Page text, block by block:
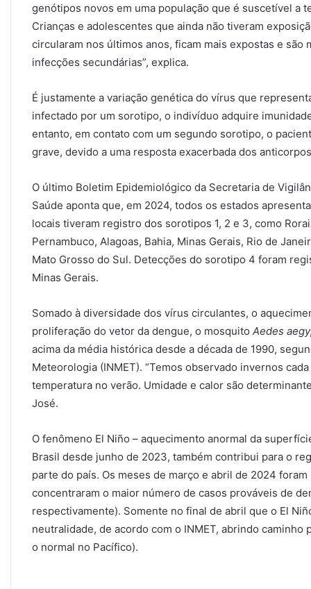
genótipos novos em uma população que é suscetível a
Crianças e adolescentes que ainda não tiveram
circularam nos últimos anos, ficam mais expostas e são
infecções secundárias”, explica.
É justamente a variação genética do vírus que
infectado por um sorotipo, o indivíduo adquire
entanto, em contato com um segundo sorotipo, o
grave, devido a uma resposta exacerbada dos
O último Boletim Epidemiológico da Secretaria de
Saúde aponta que, em 2024, todos os estados
locais tiveram registro dos sorotipos 1, 2 e 3, como
Pernambuco, Alagoas, Bahia, Minas Gerais, Rio de
Mato Grosso do Sul. Detecções do sorotipo 4 foram
Minas Gerais.
Somado à diversidade dos vírus circulantes, o
proliferação do vetor da dengue, o mosquito Aedes
acima da média histórica desde a década de 1990,
Meteorologia (INMET). “Temos observado invernos
temperatura no verão. Umidade e calor são
José.
O fenômeno El Niño – aquecimento anormal da
Brasil desde junho de 2023, também contribui para o
parte do país. Os meses de março e abril de 2024
concentraram o maior número de casos prováveis de
respectivamente). Somente no final de abril que o El
neutralidade, de acordo com o INMET, abrindo caminho
o normal no Pacífico).